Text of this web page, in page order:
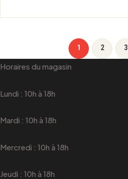
1 2 3
Horaires du magasin
Lundi : 10h à 18h
Mardi : 10h à 18h
Mercredi : 10h à 18h
Jeudi : 10h à 18h